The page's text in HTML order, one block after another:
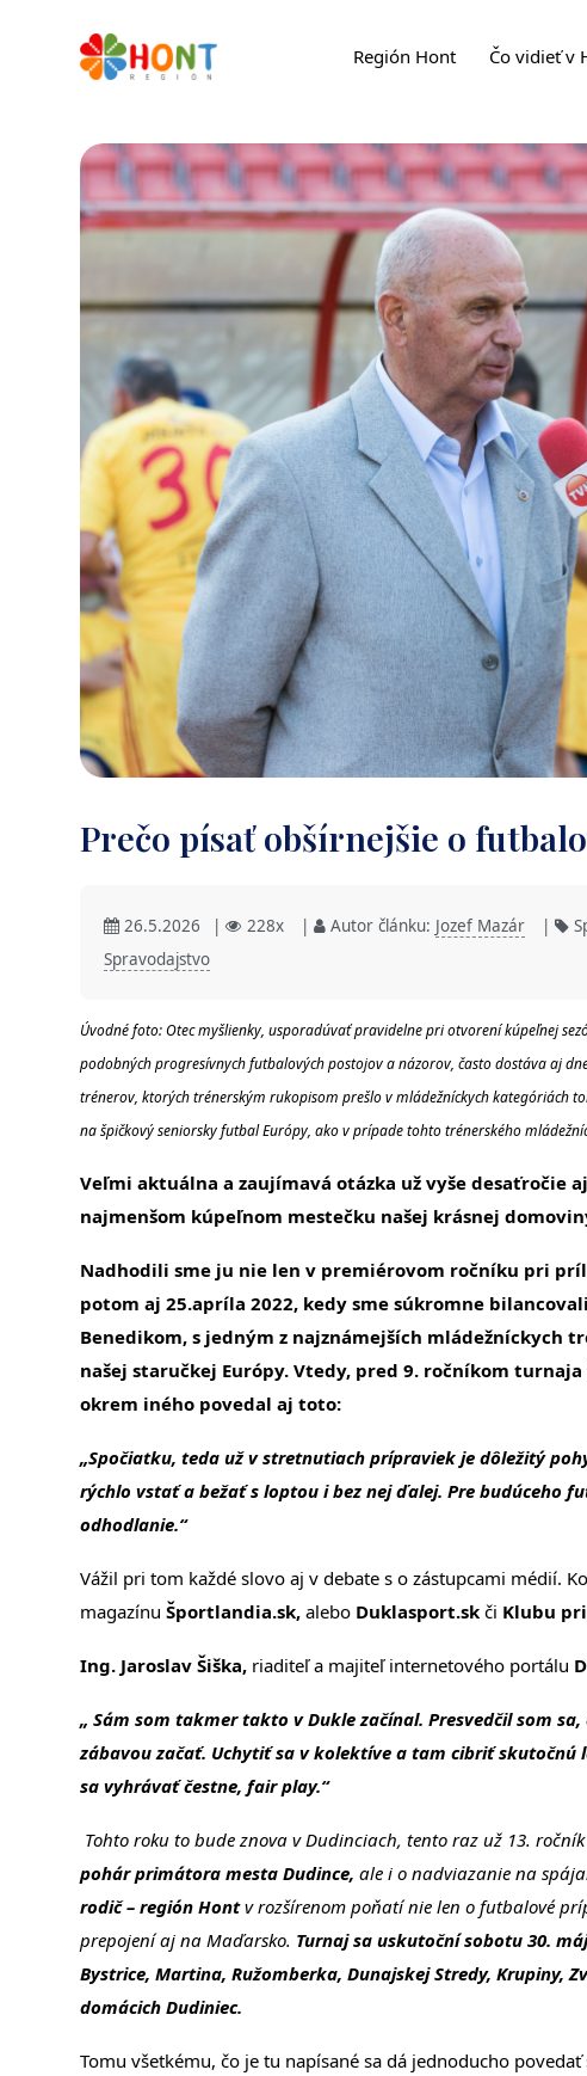
Región Hont Čo vidieť v
Prečo písať obšírnejšie o
26.5.2026 | 228x | Autor článku: Jozef Mazár |
Spravodajstvo
Úvodné foto: Otec myšlienky, usporadúvať pravidelne pri otvorení kúpeľnej
podobných progresívnych futbalových postojov a názorov, často dostáva aj
trénerov, ktorých trénerským rukopisom prešlo v mládežníckych kategóriách
na špičkový seniorsky futbal Európy, ako v prípade tohto trénerského
Veľmi aktuálna a zaujímavá otázka už vyše desaťročie
najmenšom kúpeľnom mestečku našej krásnej
Nadhodili sme ju nie len v premiérovom ročníku pri
potom aj 25.apríla 2022, kedy sme súkromne
Benedikom, s jedným z najznámejších mládežníckych
našej staručkej Európy. Vtedy, pred 9. ročníkom
okrem iného povedal aj toto:
„Spočiatku, teda už v stretnutiach prípraviek je dôležitý
rýchlo vstať a bežať s loptou i bez nej ďalej. Pre budúceho
odhodlanie.“
Vážil pri tom každé slovo aj v debate s o zástupcami médií.
magazínu Športlandia.sk, alebo Duklasport.sk či Klubu
Ing. Jaroslav Šiška, riaditeľ a majiteľ internetového portálu
„ Sám som takmer takto v Dukle začínal. Presvedčil som
zábavou začať. Uchytiť sa v kolektíve a tam cibriť
sa vyhrávať čestne, fair play.“
Tohto roku to bude znova v Dudinciach, tento raz už 13.
pohár primátora mesta Dudince, ale i o nadviazanie na
rodič – región Hontv rozšírenom poňatí nie len o futbalové
prepojení aj na Maďarsko. Turnaj sa uskutoční sobotu 30.
Bystrice, Martina, Ružomberka, Dunajskej Stredy, Krupiny,
domácich Dudiniec.
Tomu všetkému, čo je tu napísané sa dá jednoducho povedať